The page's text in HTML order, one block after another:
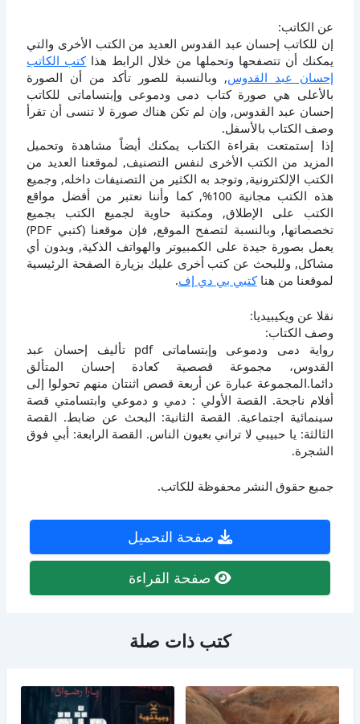
عن الكاتب:
إن للكاتب إحسان عبد القدوس العديد من الكتب الأخرى والتي
يمكنك أن تتصفحها وتحملها من خلال الرابط هذاكتب الكاتب
إحسان عبد القدوس, وبالنسبة للصور تأكد من أن الصورة
بالأعلى هي صورة كتاب دمى ودموعى وإبتساماتى للكاتب
إحسان عبد القدوس, وإن لم تكن هناك صورة لا تنسى أن تقرأ
وصف الكتاب بالأسفل.
إذا إستمتعت بقراءة الكتاب يمكنك أيضاً مشاهدة وتحميل
المزيد من الكتب الأخرى لنفس التصنيف, لموقعنا العديد من
الكتب الإلكترونية, وتوجد به الكثير من التصنيفات داخله, وجميع
هذه الكتب مجانية 100%, كما وأننا نعتبر من أفضل مواقع
الكتب على الإطلاق, ومكتبة حاوية لجميع الكتب بجميع
تخصصاتها, وبالنسبة لتصفح الموقع, فإن موقعنا (كتبي PDF)
يعمل بصورة جيدة على الكمبيوتر والهواتف الذكية, وبدون أي
مشاكل, وللبحث عن كتب أخرى عليك بزيارة الصفحة الرئيسية
لموقعنا من هناكتبي بي دي إف.
نقلا عن ويكيبيديا:
وصف الكتاب:
رواية دمى ودموعى وإبتساماتى pdf تأليف إحسان عبد
القدوس، مجموعة قصصية كعادة إحسان المتألق
دائما.المجموعة عبارة عن أربعة قصص اثنتان منهم تحولوا إلى
أفلام ناجحة. القصة الأولي : دمي و دموعي وابتسامتي قصة
سينمائية اجتماعية. القصة الثانية: البحث عن ضابط. القصة
الثالثة: يا حبيبي لا تراني بعيون الناس. القصة الرابعة: أبي فوق
الشجرة.
جميع حقوق النشر محفوظة للكاتب.
صفحة التحميل
صفحة القراءة
كتب ذات صلة